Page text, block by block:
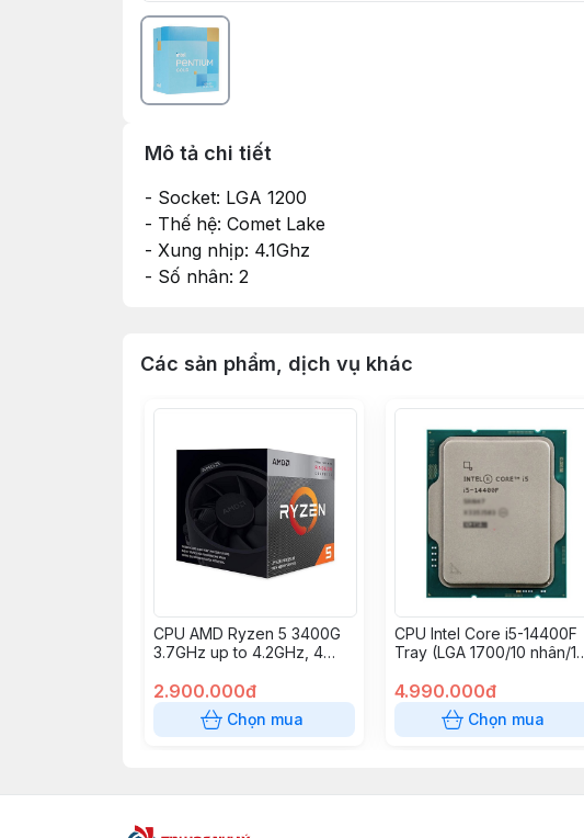
Mô tả chi tiết
- Socket: LGA 1200
- Thế hệ: Comet Lake
- Xung nhịp: 4.1Ghz
- Số nhân: 2
Các sản phẩm, dịch vụ khác
CPU AMD Ryzen 5 3400G
3.7GHz up to 4.2GHz, 4
Radeon Vega 11, 65W
(Socket AM4)
2.900.000đ
Chọn mua
CPU Intel Core i5-14400F
Tray (LGA 1700/10 nhân/16
4.990.000đ
Chọn mua